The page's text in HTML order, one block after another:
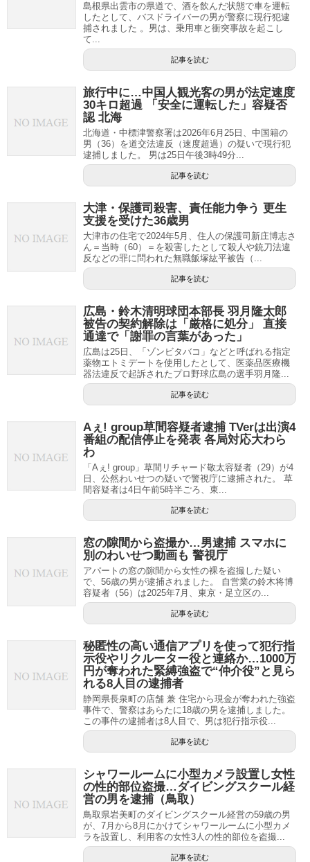
島根県出雲市の県道で、酒を飲んだ状態で車を運転
したとして、バスドライバーの男が警察に現行犯逮
捕されました 。男は、乗用車と衝突事故を起こし
て...
記事を読む
旅行中に…中国人観光客の男が法定速度
30キロ超過 「安全に運転した」容疑否
認 北海
北海道・中標津警察署は2026年6月25日、中国籍の
男（36）を道交法違反（速度超過）の疑いで現行犯
逮捕しました。 男は25日午後3時49分...
記事を読む
大津・保護司殺害、責任能力争う 更生
支援を受けた36歳男
大津市の住宅で2024年5月、住人の保護司新庄博志さ
ん＝当時（60）＝を殺害したとして殺人や銃刀法違
反などの罪に問われた無職飯塚紘平被告（...
記事を読む
広島・鈴木清明球団本部長 羽月隆太郎
被告の契約解除は「厳格に処分」 直接
通達で「謝罪の言葉があった」
広島は25日、「ゾンビタバコ」などと呼ばれる指定
薬物エトミデートを使用したとして、医薬品医療機
器法違反で起訴されたプロ野球広島の選手羽月隆...
記事を読む
Aぇ! group草間容疑者逮捕 TVerは出演4
番組の配信停止を発表 各局対応大わら
わ
「Aぇ! group」草間リチャード敬太容疑者（29）が4
日、公然わいせつの疑いで警視庁に逮捕された。 草
間容疑者は4日午前5時半ごろ、東...
記事を読む
窓の隙間から盗撮か…男逮捕 スマホに
別のわいせつ動画も 警視庁
アパートの窓の隙間から女性の裸を盗撮した疑い
で、56歳の男が逮捕されました。 自営業の鈴木将博
容疑者（56）は2025年7月、東京・足立区の...
記事を読む
秘匿性の高い通信アプリを使って犯行指
示役やリクルーター役と連絡か…1000万
円が奪われた緊縛強盗で“仲介役”と見ら
れる8人目の逮捕者
静岡県長泉町の店舗 兼 住宅から現金が奪われた強盗
事件で、警察はあらたに18歳の男を逮捕しました。
この事件の逮捕者は8人目で、男は犯行指示役...
記事を読む
シャワールームに小型カメラ設置し女性
の性的部位盗撮…ダイビングスクール経
営の男を逮捕（鳥取）
鳥取県岩美町のダイビングスクール経営の59歳の男
が、7月から8月にかけてシャワールームに小型カメ
ラを設置し、利用客の女性3人の性的部位を盗撮...
記事を読む